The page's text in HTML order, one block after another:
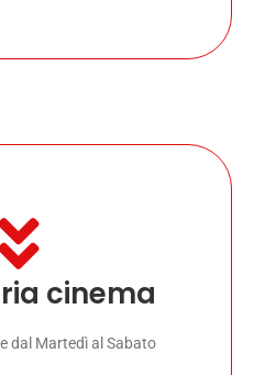
cinema
dal Martedì al Sabato